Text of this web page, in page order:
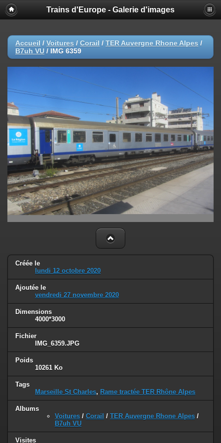
Trains d'Europe - Galerie d'images
Accueil / Voitures / Corail / TER Auvergne Rhone Alpes /
B7uh VU / IMG 6359
Créée le
lundi 12 octobre 2020
Ajoutée le
vendredi 27 novembre 2020
Dimensions
4000*3000
Fichier
IMG_6359.JPG
Poids
10261 Ko
Tags
Marseille St Charles, Rame tractée TER Rhône Alpes
Albums
Voitures / Corail / TER Auvergne Rhone Alpes /
B7uh VU
Visites